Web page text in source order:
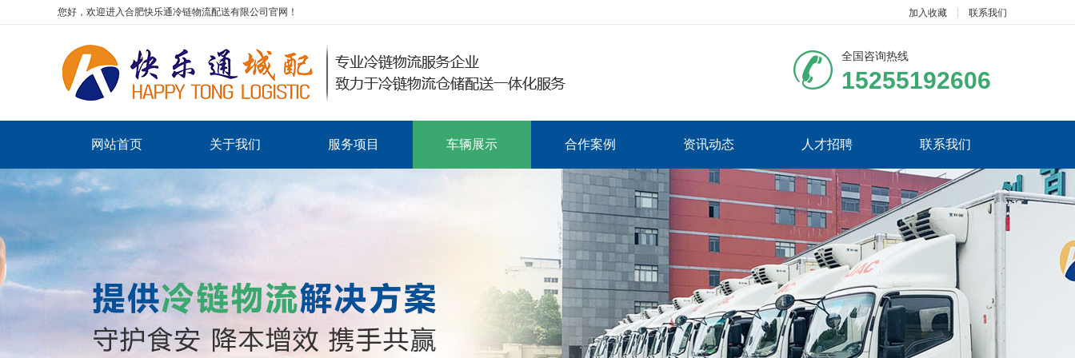
您好，欢迎进入合肥快乐通冷链物流配送有限公司官网！ 加入收藏 联系我们
全国咨询热线
15255192606
网站首页 关于我们 服务项目 车辆展示 合作案例 资讯动态 人才招聘 联系我们